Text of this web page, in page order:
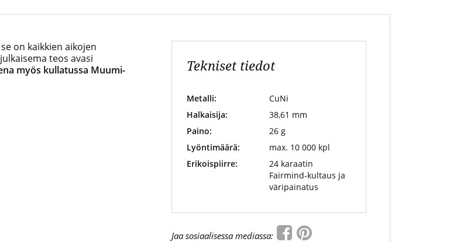
on kaikkien aikojen
teos avasi
myös kullatussa Muumi-
Tekniset tiedot
Metalli:
CuNi
Halkaisija:
38,61 mm
Paino:
26 g
Lyöntimäärä:
max. 10 000 kpl
Erikoispiirre:
24 karaatin
Fairmind-kultaus ja
väripainatus
Jaa sosiaalisessa mediassa: